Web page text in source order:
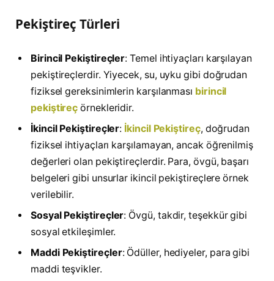
Pekiştireç Türleri
Birincil Pekiştireçler: Temel ihtiyaçları karşılayan
pekiştireçlerdir. Yiyecek, su, uyku gibi doğrudan
fiziksel gereksinimlerin karşılanması birincil
pekiştireç örnekleridir.
İkincil Pekiştireçler: İkincil Pekiştireç, doğrudan
fiziksel ihtiyaçları karşılamayan, ancak öğrenilmiş
değerleri olan pekiştireçlerdir. Para, övgü, başarı
belgeleri gibi unsurlar ikincil pekiştireçlere örnek
verilebilir.
Sosyal Pekiştireçler: Övgü, takdir, teşekkür gibi
sosyal etkileşimler.
Maddi Pekiştireçler: Ödüller, hediyeler, para gibi
maddi teşvikler.